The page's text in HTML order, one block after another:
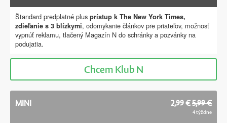
Štandard predplatné plus prístup k The New York Times,
zdieľanie s 3 blízkymi, odomykanie článkov pre priateľov, možnosť
vypnúť reklamu, tlačený Magazín N do schránky a pozvánky na
podujatia.
ChcemKlub N
MINI 2,99 €5,99 €
4 týždne